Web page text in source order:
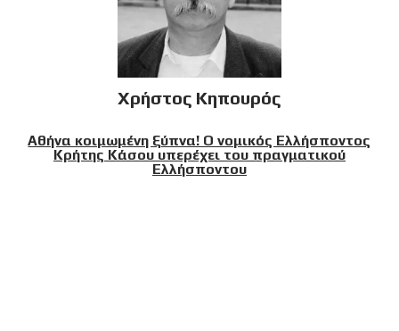
Χρήστος Κηπουρός
Αθήνα κοιμωμένη ξύπνα! Ο νομικός Ελλήσποντος
Κρήτης Κάσου υπερέχει του πραγματικού
Ελλήσποντου